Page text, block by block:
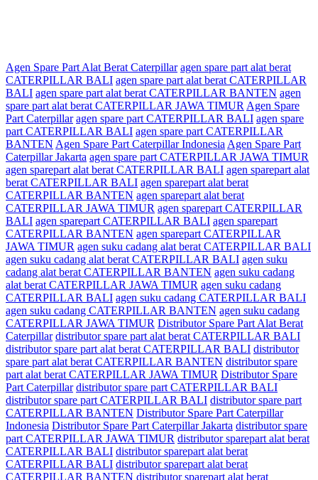
Agen Spare Part Alat Berat Caterpillar agen spare part alat berat
CATERPILLAR BALI agen spare part alat berat CATERPILLAR
BALI agen spare part alat berat CATERPILLAR BANTEN agen
spare part alat berat CATERPILLAR JAWA TIMUR Agen Spare
Part Caterpillar agen spare part CATERPILLAR BALI agen spare
part CATERPILLAR BALI agen spare part CATERPILLAR
BANTEN Agen Spare Part Caterpillar Indonesia Agen Spare Part
Caterpillar Jakarta agen spare part CATERPILLAR JAWA TIMUR
agen sparepart alat berat CATERPILLAR BALI agen sparepart alat
berat CATERPILLAR BALI agen sparepart alat berat
CATERPILLAR BANTEN agen sparepart alat berat
CATERPILLAR JAWA TIMUR agen sparepart CATERPILLAR
BALI agen sparepart CATERPILLAR BALI agen sparepart
CATERPILLAR BANTEN agen sparepart CATERPILLAR
JAWA TIMUR agen suku cadang alat berat CATERPILLAR BALI
agen suku cadang alat berat CATERPILLAR BALI agen suku
cadang alat berat CATERPILLAR BANTEN agen suku cadang
alat berat CATERPILLAR JAWA TIMUR agen suku cadang
CATERPILLAR BALI agen suku cadang CATERPILLAR BALI
agen suku cadang CATERPILLAR BANTEN agen suku cadang
CATERPILLAR JAWA TIMUR Distributor Spare Part Alat Berat
Caterpillar distributor spare part alat berat CATERPILLAR BALI
distributor spare part alat berat CATERPILLAR BALI distributor
spare part alat berat CATERPILLAR BANTEN distributor spare
part alat berat CATERPILLAR JAWA TIMUR Distributor Spare
Part Caterpillar distributor spare part CATERPILLAR BALI
distributor spare part CATERPILLAR BALI distributor spare part
CATERPILLAR BANTEN Distributor Spare Part Caterpillar
Indonesia Distributor Spare Part Caterpillar Jakarta distributor spare
part CATERPILLAR JAWA TIMUR distributor sparepart alat berat
CATERPILLAR BALI distributor sparepart alat berat
CATERPILLAR BALI distributor sparepart alat berat
CATERPILLAR BANTEN distributor sparepart alat berat